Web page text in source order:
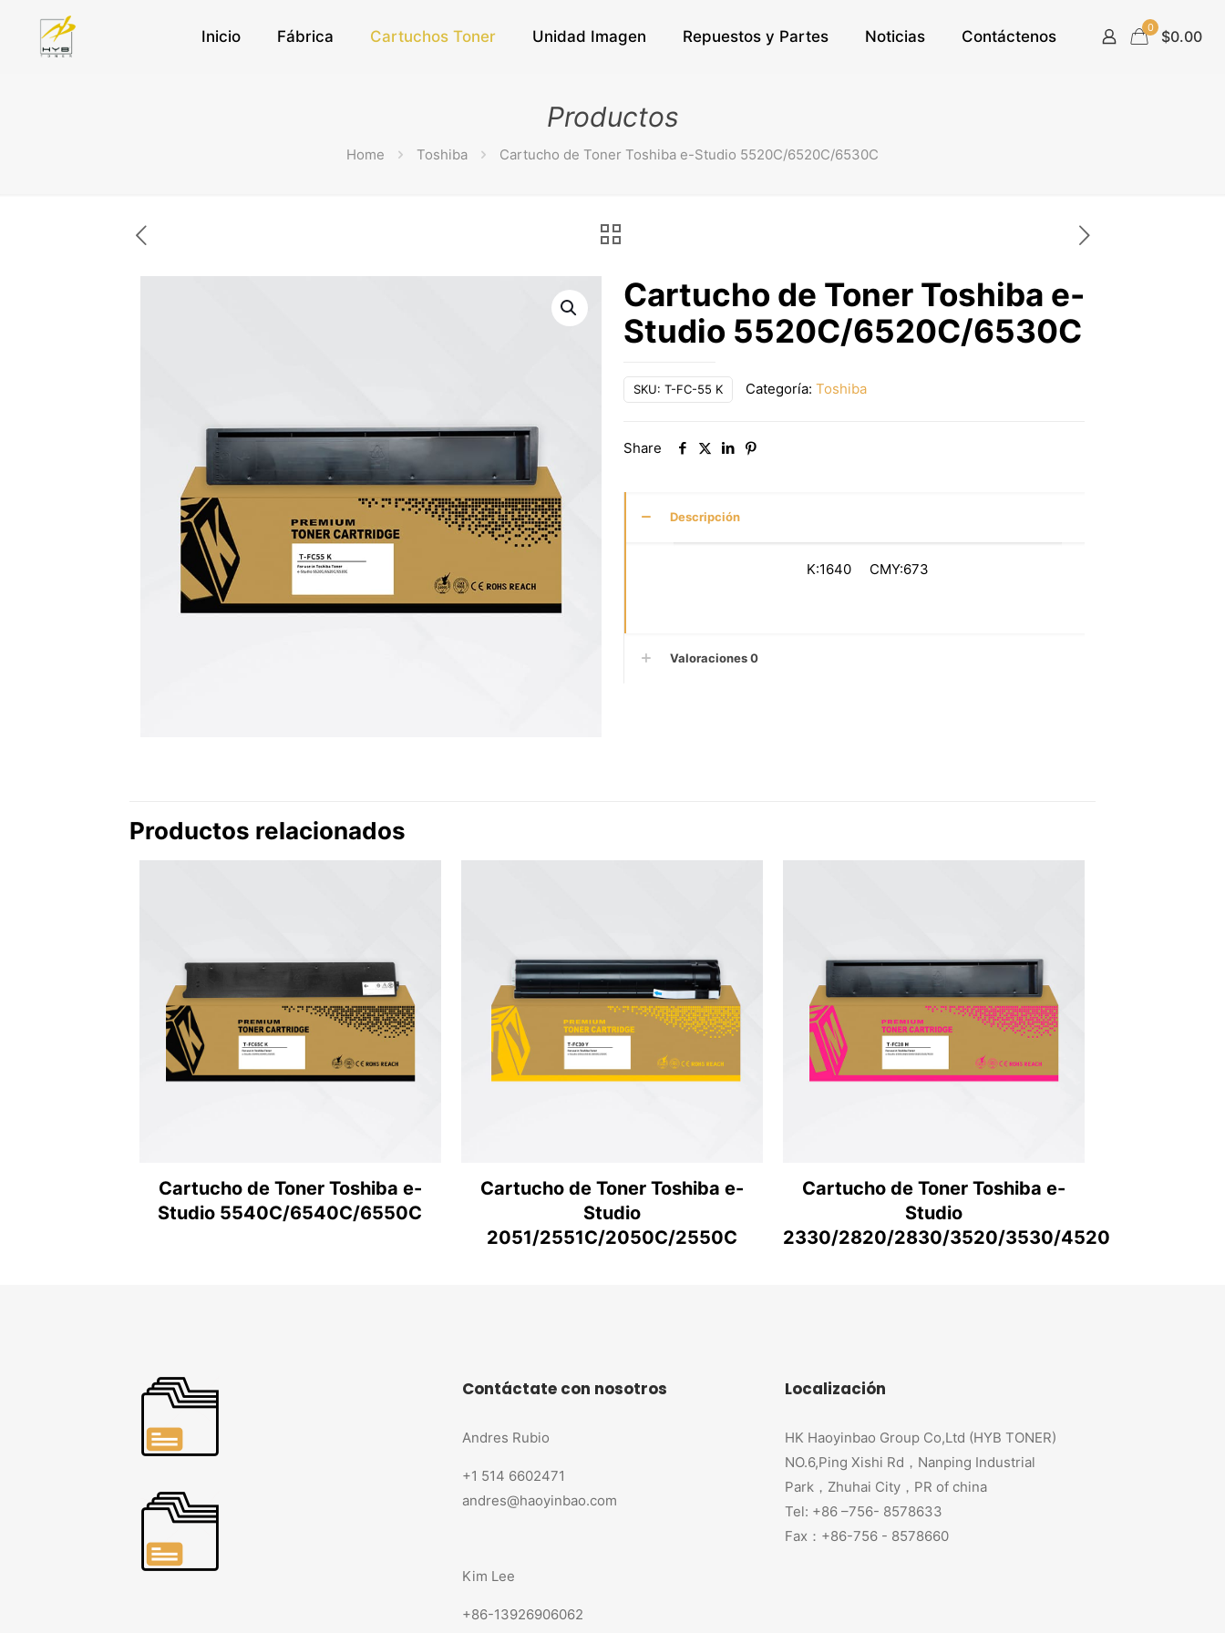
Inicio Fábrica Cartuchos Toner Unidad Imagen Repuestos y Partes Noticias Contáctenos 0 $0.00
Productos
Home Toshiba Cartucho de Toner Toshiba e-Studio 5520C/6520C/6530C
Cartucho de Toner Toshiba e-
Studio 5520C/6520C/6530C
SKU: T-FC-55 K Categoría: Toshiba
Share
Descripción
K:1640 CMY:673
Valoraciones0
Productos relacionados
Cartucho de Toner Toshiba e-
Studio 5540C/6540C/6550C
Cartucho de Toner Toshiba e-
Studio
2051/2551C/2050C/2550C
Cartucho de Toner Toshiba e-
Studio
2330/2820/2830/3520/3530/4520
Contáctate con nosotros
Andres Rubio
+1 514 6602471
andres@haoyinbao.com
Kim Lee
+86-13926906062
Localización
HK Haoyinbao Group Co,Ltd (HYB TONER)
NO.6,Ping Xishi Rd，Nanping Industrial
Park，Zhuhai City，PR of china
Tel: +86 –756- 8578633
Fax：+86-756 - 8578660